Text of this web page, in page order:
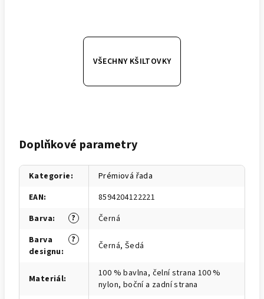
VŠECHNY KŠILTOVKY
Doplňkové parametry
Kategorie:
Prémiová řada
EAN:
8594204122221
?
Barva:
Černá
?
Barva
designu: Černá, Šedá
Materiál:
100 % bavlna, čelní strana 100 %
nylon, boční a zadní strana